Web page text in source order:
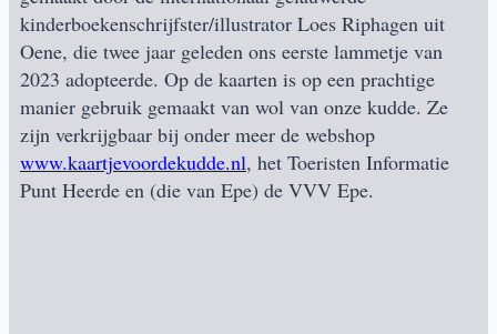
kinderboekenschrijfster/illustrator Loes Riphagen uit
Oene, die twee jaar geleden ons eerste lammetje van
2023 adopteerde. Op de kaarten is op een prachtige
manier gebruik gemaakt van wol van onze kudde. Ze
zijn verkrijgbaar bij onder meer de webshop
www.kaartjevoordekudde.nl, het Toeristen Informatie
Punt Heerde en (die van Epe) de VVV Epe.